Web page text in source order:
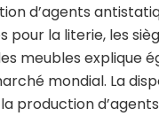
d’agents
pour la literie, les
meubles explique
mondial. La
production